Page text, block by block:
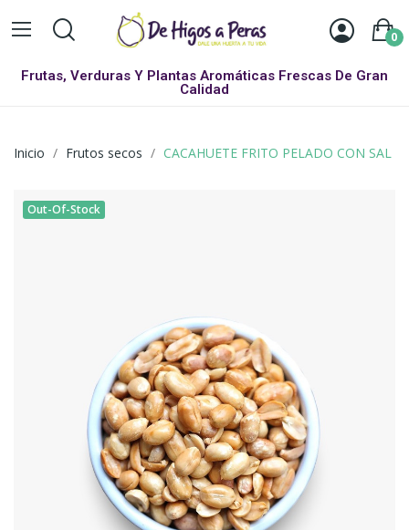
0
Frutas, Verduras Y Plantas Aromáticas Frescas De Gran
Calidad
Inicio Frutos secos CACAHUETE FRITO PELADO CON SAL
Out-Of-Stock